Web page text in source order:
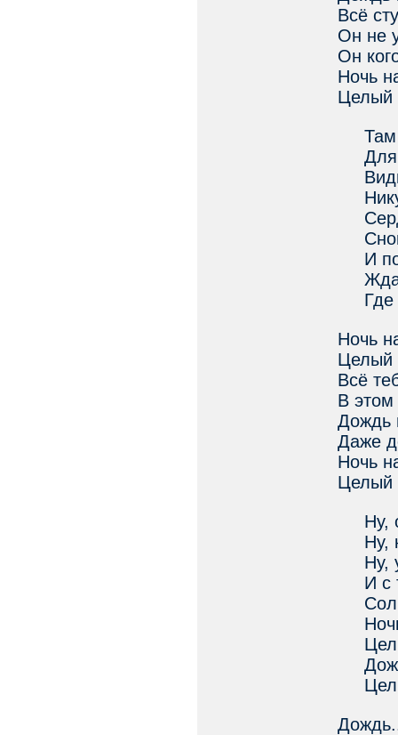
Всё
Он не
Он
Ночь
Целый
Там
Для
И по
Где
Ночь
Целый
Всё
В этом
Дождь
Даже
Ночь
Целый
Ну,
Ну,
Ну,
И с
Ночь